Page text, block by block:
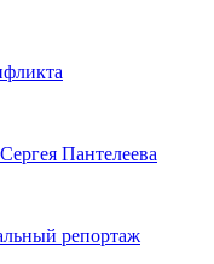
Пантелеева
репортаж